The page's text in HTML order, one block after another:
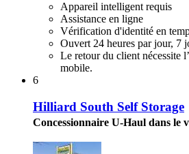
Appareil intelligent requis
Assistance en ligne
Vérification d'identité en
Ouvert 24 heures par jour, 7
Le retour du client nécessite
mobile.
6
Hilliard South Self Storage
Concessionnaire U-Haul dans le